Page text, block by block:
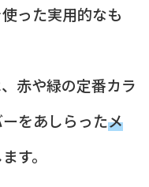
った実用的なも
赤や緑の定番カラ
をあしらったメ
す。